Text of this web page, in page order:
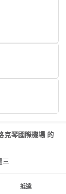
克琴國際機場 的
三
抵達